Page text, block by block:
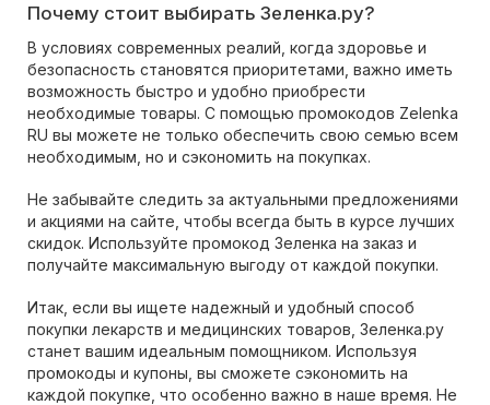
Почему стоит выбирать Зеленка.ру?
В условиях современных реалий, когда здоровье и
безопасность становятся приоритетами, важно иметь
возможность быстро и удобно приобрести
необходимые товары. С помощью промокодов Zelenka
RU вы можете не только обеспечить свою семью всем
необходимым, но и сэкономить на покупках.
Не забывайте следить за актуальными предложениями
и акциями на сайте, чтобы всегда быть в курсе лучших
скидок. Используйте промокод Зеленка на заказ и
получайте максимальную выгоду от каждой покупки.
Итак, если вы ищете надежный и удобный способ
покупки лекарств и медицинских товаров, Зеленка.ру
станет вашим идеальным помощником. Используя
промокоды и купоны, вы сможете сэкономить на
каждой покупке, что особенно важно в наше время. Не